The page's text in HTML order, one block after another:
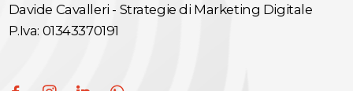
Davide Cavalleri - Strategie di Marketing Digitale
P.Iva: 01343370191